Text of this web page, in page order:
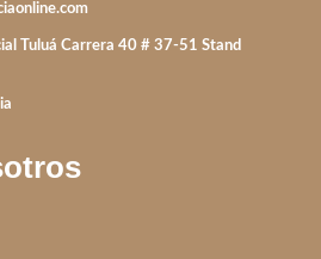
Tuluá Carrera 40 # 37-51 Stand